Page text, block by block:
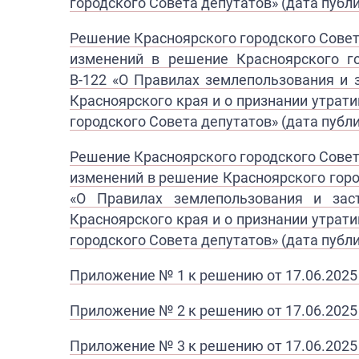
Решение Красноярского городского
изменений в решение Красноярского
В-122 «О Правилах землепользования и
Красноярского края и о признании
городского Совета депутатов» (дата
Решение Красноярского городского
изменений в решение Красноярского
«О Правилах землепользования и
Красноярского края и о признании
городского Совета депутатов» (дата
Приложение № 1 к решению от
Приложение № 2 к решению от
Приложение № 3 к решению от